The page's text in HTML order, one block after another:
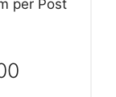
per Post